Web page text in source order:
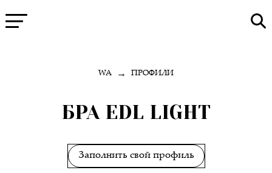
WA → ПРОФИЛИ
БРА EDL LIGHT
Заполнить свой профиль